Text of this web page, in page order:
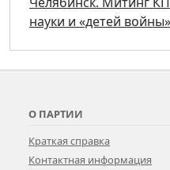
науки и «детей войны»
О ПАРТИИ
Краткая справка
Контактная информация